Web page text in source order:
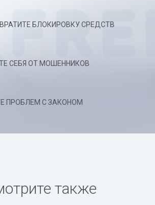
БЛОКИРОВКУ СРЕДСТВ
СЕБЯ ОТ МОШЕННИКОВ
ПРОБЛЕМ С ЗАКОНОМ
также